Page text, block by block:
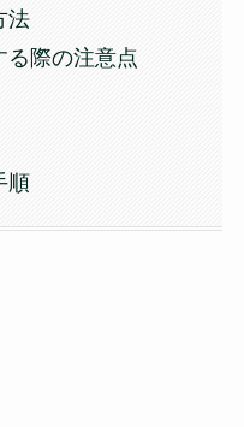
法
る際の注意点
順